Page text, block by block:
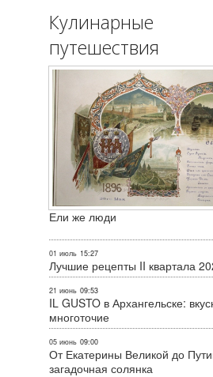
Кулинарные
путешествия
Ели же люди
01 июль 15:27
Лучшие рецепты II квартала
21 июнь 09:53
IL GUSTO в Архангельске:
многоточие
05 июнь 09:00
От Екатерины Великой до
загадочная солянка